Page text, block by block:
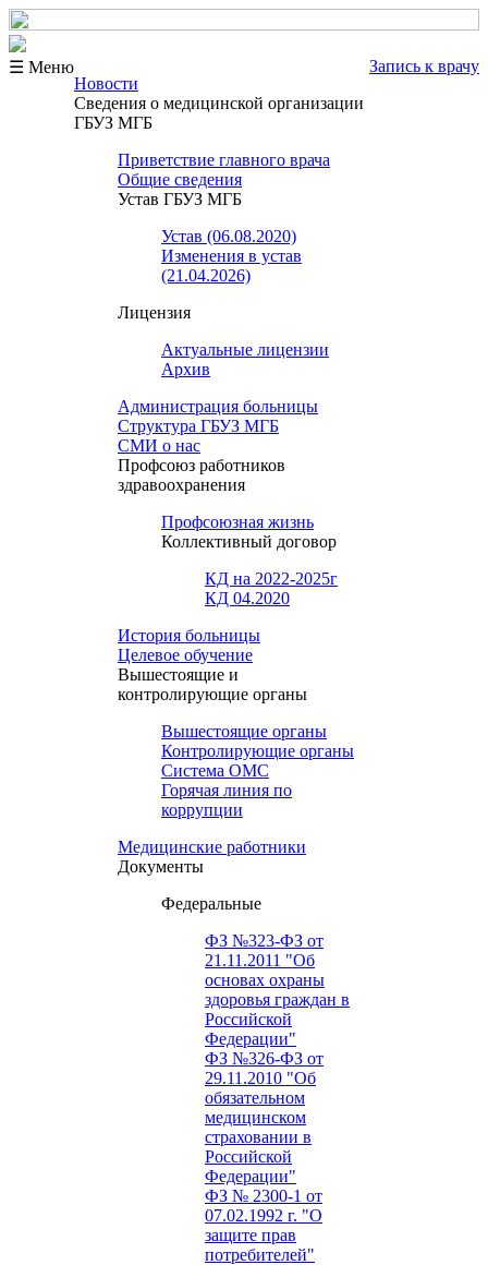
☰ Меню
Запись к врачу
Новости
Сведения о медицинской организации
ГБУЗ МГБ
Приветствие главного врача
Общие сведения
Устав ГБУЗ МГБ
Устав (06.08.2020)
Изменения в устав
(21.04.2026)
Лицензия
Актуальные лицензии
Архив
Администрация больницы
Структура ГБУЗ МГБ
СМИ о нас
Профсоюз работников
здравоохранения
Профсоюзная жизнь
Коллективный договор
КД на 2022-2025г
КД 04.2020
История больницы
Целевое обучение
Вышестоящие и
контролирующие органы
Вышестоящие органы
Контролирующие органы
Система ОМС
Горячая линия по
коррупции
Медицинские работники
Документы
Федеральные
ФЗ №323-ФЗ от
21.11.2011 "Об
основах охраны
здоровья граждан в
Российской
Федерации"
ФЗ №326-ФЗ от
29.11.2010 "Об
обязательном
медицинском
страховании в
Российской
Федерации"
ФЗ № 2300-1 от
07.02.1992 г. "О
защите прав
потребителей"